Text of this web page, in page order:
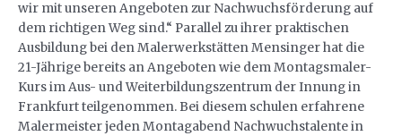
wir mit unseren Angeboten zur Nachwuchsförderung auf
dem richtigen Weg sind.“ Parallel zu ihrer praktischen
Ausbildung bei den Malerwerkstätten Mensinger hat die
21-Jährige bereits an Angeboten wie dem Montagsmaler-
Kurs im Aus- und Weiterbildungszentrum der Innung in
Frankfurt teilgenommen. Bei diesem schulen erfahrene
Malermeister jeden Montagabend Nachwuchstalente in